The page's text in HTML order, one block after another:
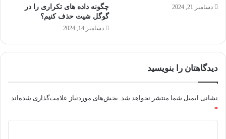
ا
ت
س
ت
؟
دسامبر 21, 2024
چگونه داده های تکراری را در
گوگل شیت حذف کنیم؟
دسامبر 14, 2024
دیدگاهتان را بنویسید
نشانی ایمیل شما منتشر نخواهد شد. بخش‌های موردنیاز علامت‌گذاری شده‌اند
*